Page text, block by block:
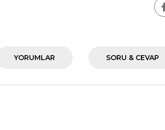
YORUMLAR SORU & CEVAP